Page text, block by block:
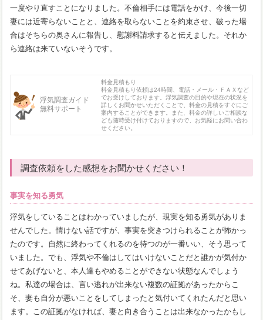
一度やり直すことになりました。不倫相手には電話をかけ、今後一切
妻には近寄らないことと、連絡を取らないことを約束させ、破った場
合はそちらの奥さんに報告し、慰謝料請求すると伝えました。それか
ら連絡は来ていないそうです。
浮気調査ガイド
無料サポート
料金見積もり
料金見積もり依頼は24時間、電話・メール・ＦＡＸなど
でお受けしております。浮気調査の目的や現在の状況を
詳しくお聞かせいただくことで、料金の見積をすぐにご
案内することができます。また、料金の詳しいご相談な
ども随時受け付けておりますので、お気軽にお問い合わ
せください。
調査依頼をした感想をお聞かせください！
事実を知る勇気
浮気をしていることはわかっていましたが、現実を知る勇気がありま
せんでした。情けない話ですが、事実を突きつけられることが怖かっ
たのです。自然に終わってくれるのを待つのが一番いい、そう思って
いました。でも、浮気や不倫はしてはいけないことだと誰かが気付か
せてあげないと、本人達もやめることができない状態なんでしょう
ね。私達の場合は、言い逃れが出来ない複数の証拠があったからこ
そ、妻も自分が悪いことをしてしまったと気付いてくれたんだと思い
ます。この証拠がなければ、妻と向き合うことは出来なかったかもし